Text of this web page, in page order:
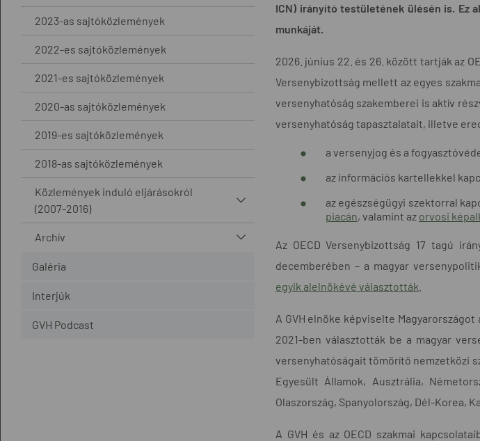
2023-as sajtóközlemények
2022-es sajtóközlemények
2021-es sajtóközlemények
2020-as sajtóközlemények
2019-es sajtóközlemények
2018-as sajtóközlemények
Közlemények induló eljárásokról
(2007-2016)
Archív
Galéria
Interjúk
GVH Podcast
ICN) irányító testületének ülésén is. Ez
munkáját.
2026. június 22. és 26. között tartják az
Versenybizottság mellett az egyes
versenyhatóság szakemberei is aktív
versenyhatóság tapasztalatait, illetve
a versenyjog és a
az információs kartellekkel
az egészségügyi szektorral
piacán, valamint az orvosi
Az OECD Versenybizottság 17 tagú
decemberében – a magyar
egyik alelnökévé választották
A GVH elnöke képviselte
2021-ben választották be a magyar
versenyhatóságait tömörítő nemzetközi
Egyesült Államok, Ausztrália,
Olaszország, Spanyolország, Dél-Korea,
A GVH és az OECD szakmai